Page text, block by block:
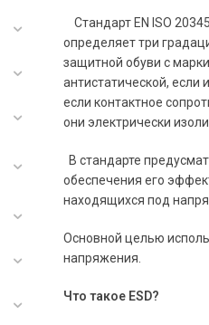
Стандарт EN ISO
определяет три
защитной обуви с
антистатической,
если контактное
они электрически
В стандарте
обеспечения его
находящихся под
Основной целью
напряжения.
Что такое ESD?